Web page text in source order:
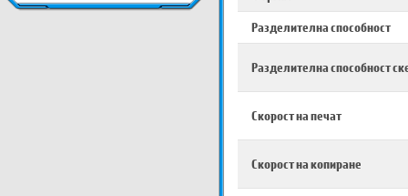
Разделителна способност
Разделителна способност
Скорост на печат
Скорост на копиране